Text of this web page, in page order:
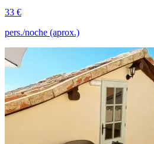
33 €
pers./noche (aprox.)